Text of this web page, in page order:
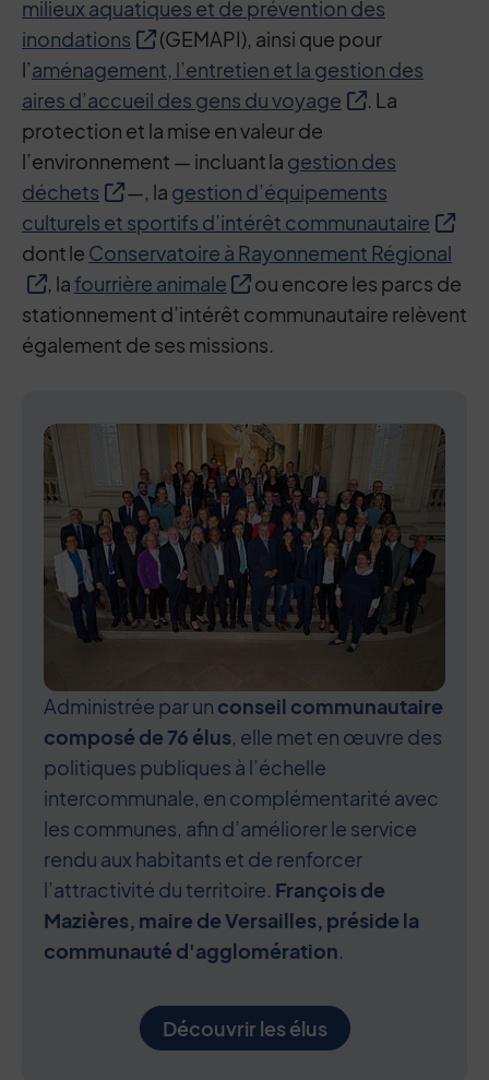
milieux aquatiques et de prévention des
inondations
(GEMAPI), ainsi que pour
l’aménagement, l’entretien et la gestion des
aires d’accueil des gens du voyage
. La
protection et la mise en valeur de
l’environnement — incluant la gestion des
déchets
—, la gestion d’équipements
culturels et sportifs d’intérêt communautaire
dont le Conservatoire à Rayonnement Régional
, lafourrière animale
ou encore les parcs de
stationnement d’intérêt communautaire relèvent
également de ses missions.
Administrée par un conseil communautaire
composé de 76 élus, elle met en œuvre des
politiques publiques à l’échelle
intercommunale, en complémentarité avec
les communes, afin d’améliorer le service
rendu aux habitants et de renforcer
l’attractivité du territoire. François de
Mazières, maire de Versailles, préside la
communauté d'agglomération.
Découvrir les élus